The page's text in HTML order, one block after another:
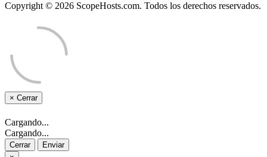
Copyright © 2026 ScopeHosts.com. Todos los derechos reservados.
× Cerrar
Cargando...
Cargando...
Cerrar
Enviar